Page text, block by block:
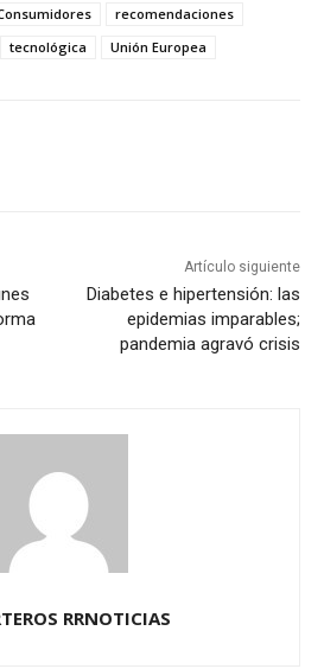
recomendaciones
tecnológica Unión Europea
Artículo siguiente
Diabetes e hipertensión: las
epidemias imparables;
pandemia agravó crisis
RRNOTICIAS